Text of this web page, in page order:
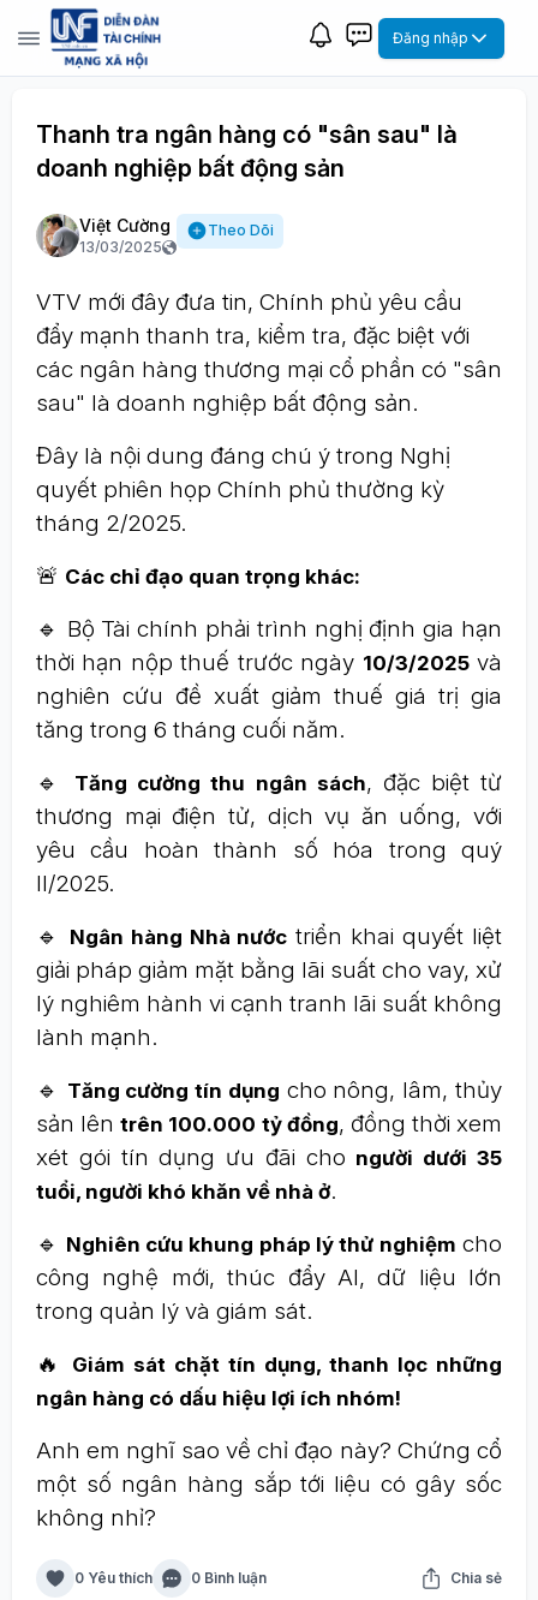
Đăng nhập
Thanh tra ngân hàng có "sân sau" là
doanh nghiệp bất động sản
Việt Cường
13/03/2025
Theo Dõi
VTV mới đây đưa tin, Chính phủ yêu cầu
đẩy mạnh thanh tra, kiểm tra, đặc biệt với
các ngân hàng thương mại cổ phần có "sân
sau" là doanh nghiệp bất động sản.
Đây là nội dung đáng chú ý trong Nghị
quyết phiên họp Chính phủ thường kỳ
tháng 2/2025.
🚨 Các chỉ đạo quan trọng khác:
🔹 Bộ Tài chính phải trình nghị định gia hạn
thời hạn nộp thuế trước ngày 10/3/2025và
nghiên cứu đề xuất giảm thuế giá trị gia
tăng trong 6 tháng cuối năm.
🔹
Tăng cường thu ngân sách, đặc biệt từ
thương mại điện tử, dịch vụ ăn uống, với
yêu cầu hoàn thành số hóa trong quý
II/2025.
🔹
Ngân hàng Nhà nước triển khai quyết liệt
giải pháp giảm mặt bằng lãi suất cho vay, xử
lý nghiêm hành vi cạnh tranh lãi suất không
lành mạnh.
🔹 Tăng cường tín dụng cho nông, lâm, thủy
sản lêntrên 100.000 tỷ đồng, đồng thời xem
xét gói tín dụng ưu đãi cho người dưới 35
tuổi, người khó khăn về nhà ở.
🔹 Nghiên cứu khung pháp lý thử nghiệm cho
công nghệ mới, thúc đẩy AI, dữ liệu lớn
trong quản lý và giám sát.
🔥
Giám sát chặt tín dụng, thanh lọc những
ngân hàng có dấu hiệu lợi ích nhóm!
Anh em nghĩ sao về chỉ đạo này? Chứng cổ
một số ngân hàng sắp tới liệu có gây sốc
không nhỉ?
0 Yêu thích 0 Bình luận Chia sẻ